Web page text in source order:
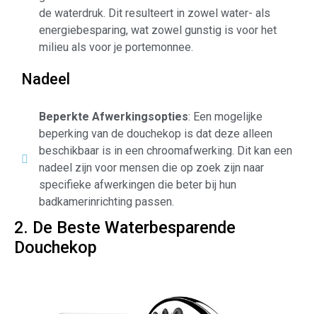
de waterdruk. Dit resulteert in zowel water- als
energiebesparing, wat zowel gunstig is voor het
milieu als voor je portemonnee.
Nadeel
Beperkte Afwerkingsopties: Een mogelijke
beperking van de douchekop is dat deze alleen
beschikbaar is in een chroomafwerking. Dit kan een
nadeel zijn voor mensen die op zoek zijn naar
specifieke afwerkingen die beter bij hun
badkamerinrichting passen.
2. De Beste Waterbesparende
Douchekop